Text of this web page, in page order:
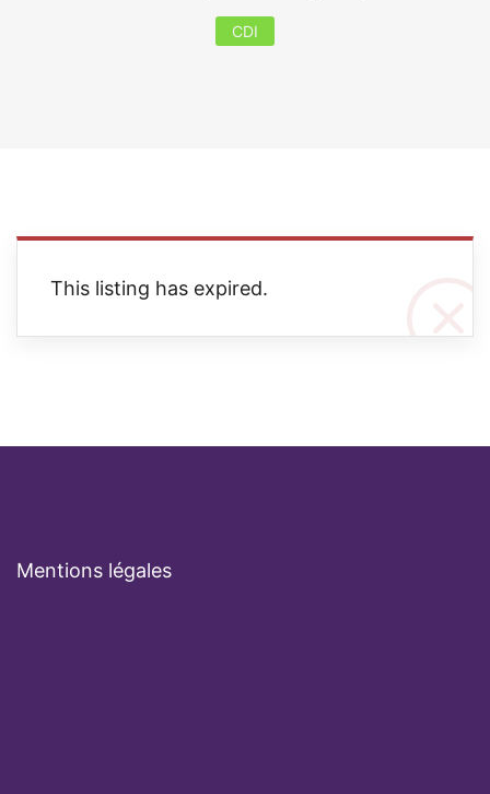
CDI
This listing has expired.
Mentions légales